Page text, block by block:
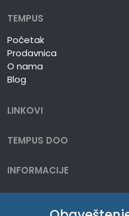
TEMPUS
Početak
Prodavnica
O nama
Blog
LINKOVI
TEMPUS DOO
INFORMACIJE